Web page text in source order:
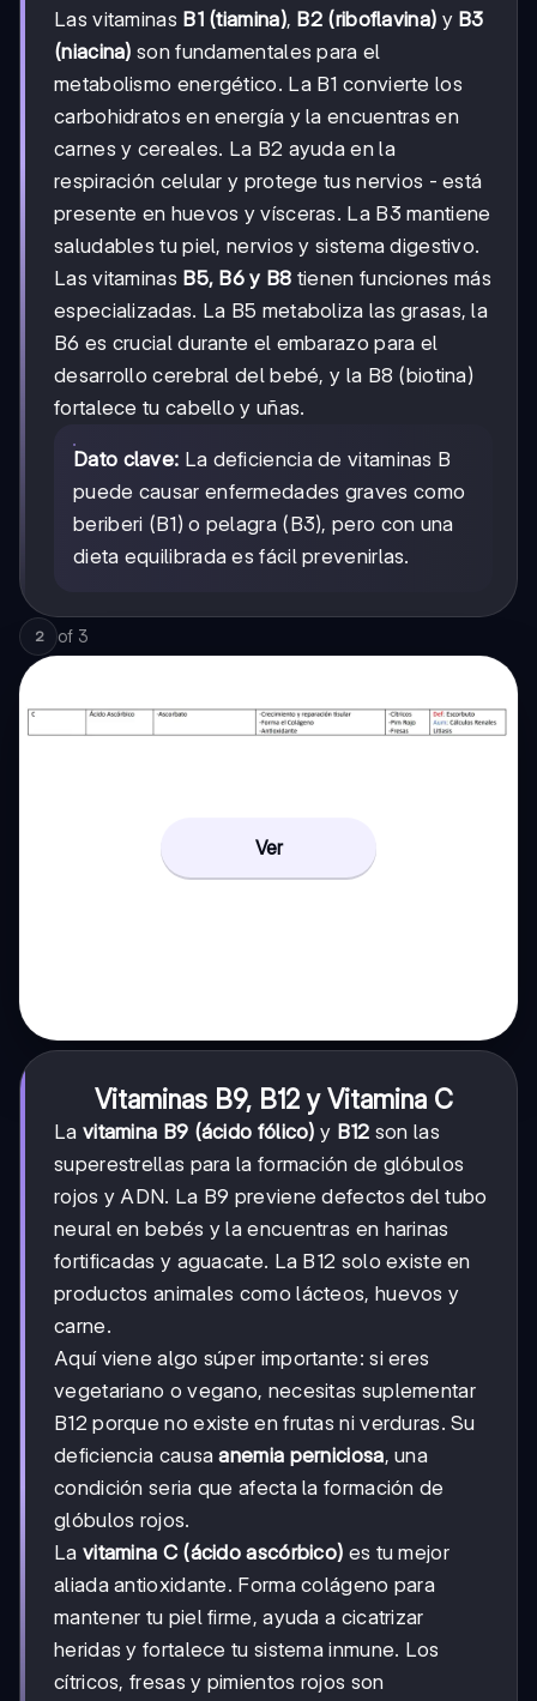
Las vitaminas B1 (tiamina), B2 (riboflavina) y B3
(niacina) son fundamentales para el
metabolismo energético. La B1 convierte los
carbohidratos en energía y la encuentras en
carnes y cereales. La B2 ayuda en la
respiración celular y protege tus nervios - está
presente en huevos y vísceras. La B3 mantiene
saludables tu piel, nervios y sistema digestivo.
Las vitaminas B5, B6 y B8 tienen funciones más
especializadas. La B5 metaboliza las grasas, la
B6 es crucial durante el embarazo para el
desarrollo cerebral del bebé, y la B8 (biotina)
fortalece tu cabello y uñas.
Dato clave: La deficiencia de vitaminas B
puede causar enfermedades graves como
beriberi (B1) o pelagra (B3), pero con una
dieta equilibrada es fácil prevenirlas.
2 of 3
Ver
Vitaminas B9, B12 y Vitamina C
La vitamina B9 (ácido fólico) y B12 son las
superestrellas para la formación de glóbulos
rojos y ADN. La B9 previene defectos del tubo
neural en bebés y la encuentras en harinas
fortificadas y aguacate. La B12 solo existe en
productos animales como lácteos, huevos y
carne.
Aquí viene algo súper importante: si eres
vegetariano o vegano, necesitas suplementar
B12 porque no existe en frutas ni verduras. Su
deficiencia causaanemia perniciosa, una
condición seria que afecta la formación de
glóbulos rojos.
La vitamina C (ácido ascórbico) es tu mejor
aliada antioxidante. Forma colágeno para
mantener tu piel firme, ayuda a cicatrizar
heridas y fortalece tu sistema inmune. Los
cítricos, fresas y pimientos rojos son